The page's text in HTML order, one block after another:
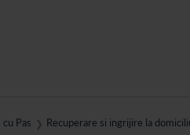
farmacie Catena!
cu Pas ❯ Recuperare si ingrijire la